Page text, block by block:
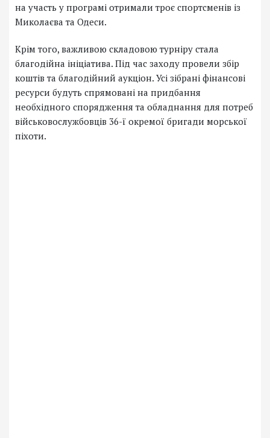
на участь у програмі отримали троє спортсменів із
Миколаєва та Одеси.
Крім того, важливою складовою турніру стала
благодійна ініціатива. Під час заходу провели збір
коштів та благодійний аукціон. Усі зібрані фінансові
ресурси будуть спрямовані на придбання
необхідного спорядження та обладнання для потреб
військовослужбовців 36-ї окремої бригади морської
піхоти.